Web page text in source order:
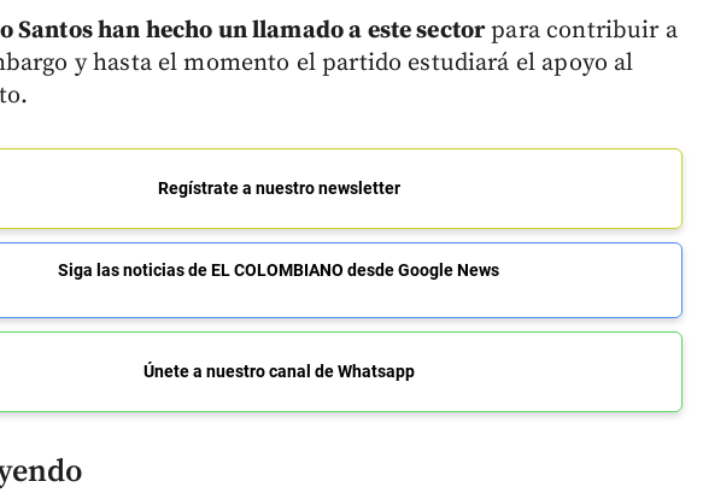
Santos han hecho un llamado a este sectorpara contribuir a
y hasta el momento el partido estudiará el apoyo al
Regístrate a nuestro newsletter
Siga las noticias de EL COLOMBIANO desde Google News
Únete a nuestro canal de Whatsapp